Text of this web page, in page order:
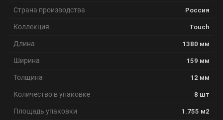
Страна производства Россия
Коллекция Touch
Длина 1380 мм
Ширина 159 мм
Толщина 12 мм
Количество в упаковке 8 шт
Площадь упаковки 1.755 м2